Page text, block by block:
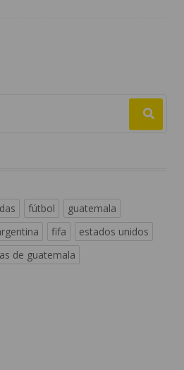
fútbol
guatemala
fifa
estados unidos
de guatemala